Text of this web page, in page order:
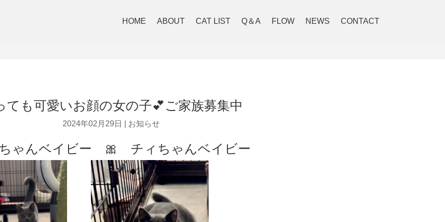
HOME ABOUT CAT LIST Q＆A FLOW NEWS CONTACT
ても可愛いお顔の女の子💕ご家族募集中
2024年02月29日 お知らせ
ゃんベイビー 🎀 チィちゃんベイビー